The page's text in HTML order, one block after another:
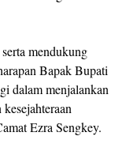
mendukung
Bapak Bupati
dalam menjalankan
Ezra Sengkey.